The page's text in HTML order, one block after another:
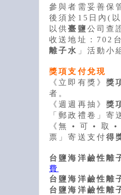
參與者需妥善保
後須於15日內(
以供臺鹽公司查
收送地址：702
離子水 」活動小
獎項支付兌現
《立即有獎》獎
者。
《週週再抽》獎
「郵政禮卷」寄
《無 • 可 • 取
票」寄送支付得
台鹽海洋鹼性離
費
台鹽海洋鹼性離
台鹽海洋鹼性離